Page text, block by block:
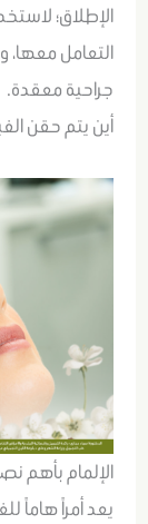
الإطلاق؛
التعامل معها،
جراحية معقدة.
أين يتم حقن
الإلمام بأهم
يعد أمراً هاماً